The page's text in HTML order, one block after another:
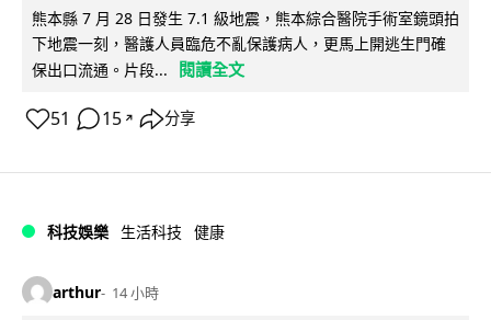
熊本縣 7 月 28 日發生 7.1 級地震，熊本綜合醫院手術室鏡頭拍
下地震一刻，醫護人員臨危不亂保護病人，更馬上開逃生門確
保出口流通。片段...
閱讀全文
51 15 ↗ 分享
科技娛樂 生活科技 健康
arthur 14 小時